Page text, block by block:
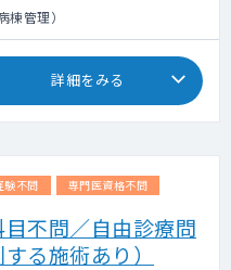
棟管理）
詳細をみる
験不問 専門医資格不問
不問／自由診療問
る施術あり）